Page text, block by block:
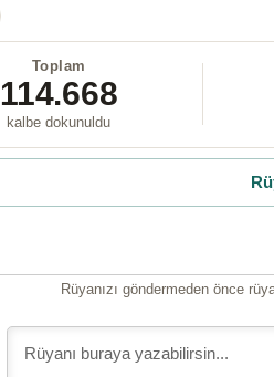
Toplam
114.668
kalbe dokunuldu
Rüyanızı göndermeden önce